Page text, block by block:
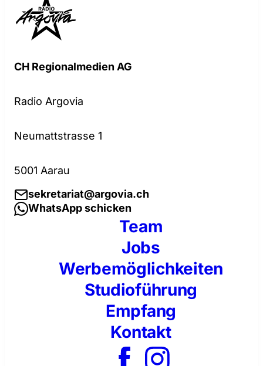
CH Regionalmedien AG
Radio Argovia
Neumattstrasse 1
5001 Aarau
sekretariat@argovia.ch
WhatsApp schicken
Team
Jobs
Werbemöglichkeiten
Studioführung
Empfang
Kontakt